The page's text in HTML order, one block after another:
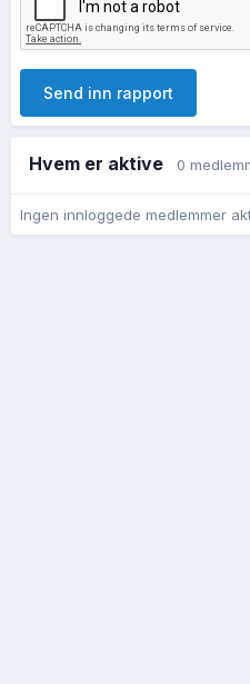
Send inn rapport
Hvem er aktive 0
Ingen innloggede medlemmer